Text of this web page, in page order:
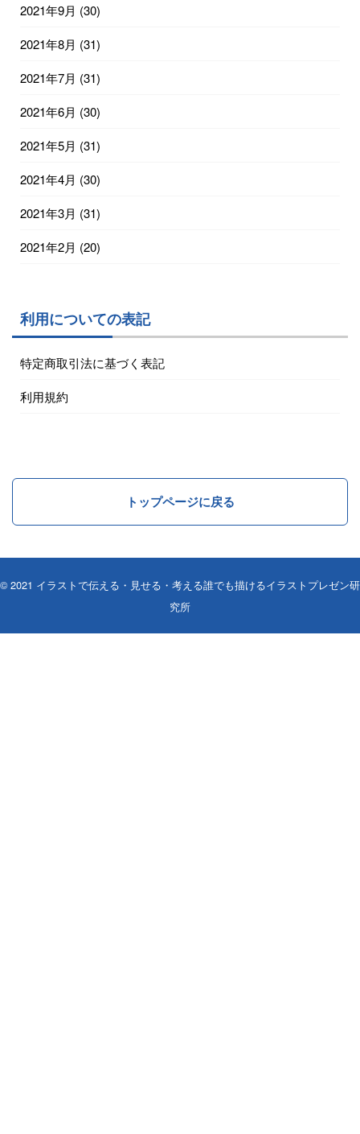
2021年9月 (30)
2021年8月 (31)
2021年7月 (31)
2021年6月 (30)
2021年5月 (31)
2021年4月 (30)
2021年3月 (31)
2021年2月 (20)
利用についての表記
特定商取引法に基づく表記
利用規約
トップページに戻る
© 2021 イラストで伝える・見せる・考える誰でも描けるイラストプレゼン研
究所